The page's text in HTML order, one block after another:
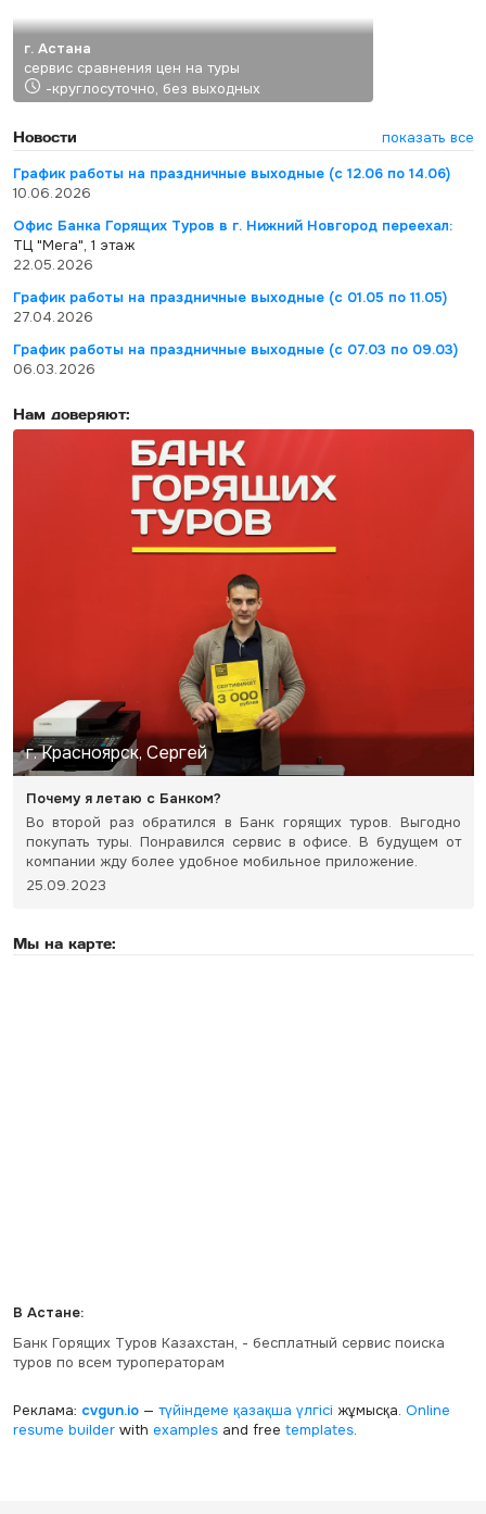
г. Астана
сервис сравнения цен на туры
-круглосуточно, без выходных
Новости
показать все
График работы на праздничные выходные (с 12.06 по 14.06)
10.06.2026
Офис Банка Горящих Туров в г. Нижний Новгород переехал:
ТЦ "Мега", 1 этаж
22.05.2026
График работы на праздничные выходные (с 01.05 по 11.05)
27.04.2026
График работы на праздничные выходные (с 07.03 по 09.03)
06.03.2026
Нам доверяют:
г. Красноярск, Сергей
Почему я летаю с Банком?
Во второй раз обратился в Банк горящих туров. Выгодно
покупать туры. Понравился сервис в офисе. В будущем от
компании жду более удобное мобильное приложение.
25.09.2023
Мы на карте:
В Астане:
Банк Горящих Туров Казахстан, - бесплатный сервис поиска
туров по всем туроператорам
Реклама: cvgun.io— түйіндеме қазақша үлгісі жұмысқа. Online
resume builderwith examplesand free templates.